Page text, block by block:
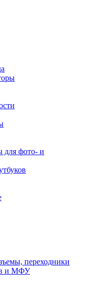
для фото- и
переходники
и МФУ